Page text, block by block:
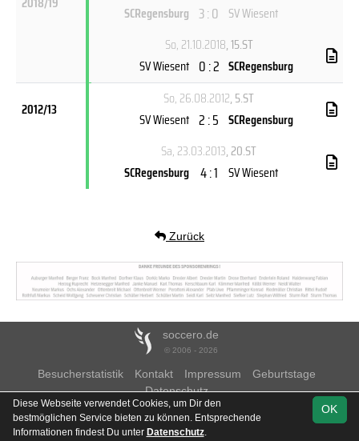
SCRegensburg 3 : 0 SV Wiesent
So, 21.10.2018, 15.ST
SV Wiesent 0 : 2 SCRegensburg
2012/13
So, 26.08.2012, 5.ST
SV Wiesent 2 : 5 SCRegensburg
Sa, 23.03.2013, 20.ST
SCRegensburg 4 : 1 SV Wiesent
Zurück
soccero.de
© 2006 - 2026
Besucherstatistik Kontakt Impressum
Geburtstage
Datenschutz
OK
Diese Webseite verwendet Cookies, um Dir den
bestmöglichen Service bieten zu können. Entsprechende
Informationen findest Du unter Datenschutz.